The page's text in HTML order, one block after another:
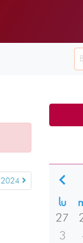
lu
27
3